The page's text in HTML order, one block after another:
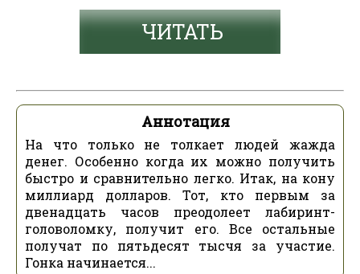
ЧИТАТЬ
Аннотация
На что только не толкает людей жажда
денег. Особенно когда их можно получить
быстро и сравнительно легко. Итак, на кону
миллиард долларов. Тот, кто первым за
двенадцать часов преодолеет лабиринт-
головоломку, получит его. Все остальные
получат по пятьдесят тысчя за участие.
Гонка начинается...